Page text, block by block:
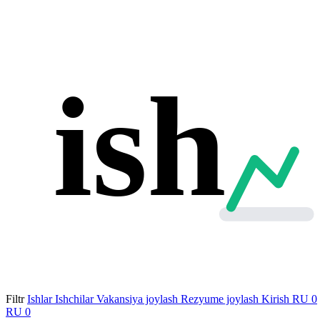
ish
Filtr Ishlar Ishchilar Vakansiya joylash Rezyume joylash Kirish RU 0
RU 0